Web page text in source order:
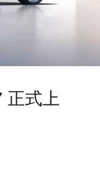
正式上